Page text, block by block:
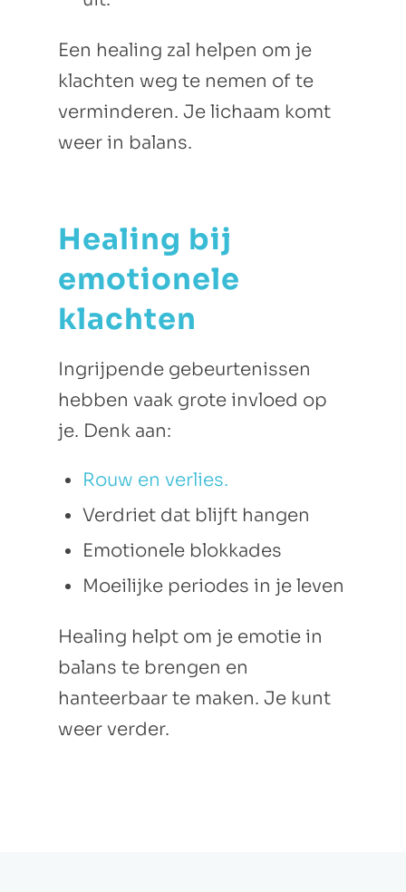
Een healing zal helpen om je
klachten weg te nemen of te
verminderen. Je lichaam komt
weer in balans.
Healing bij
emotionele
klachten
Ingrijpende gebeurtenissen
hebben vaak grote invloed op
je. Denk aan:
Rouw en verlies.
Verdriet dat blijft hangen
Emotionele blokkades
Moeilijke periodes in je leven
Healing helpt om je emotie in
balans te brengen en
hanteerbaar te maken. Je kunt
weer verder.